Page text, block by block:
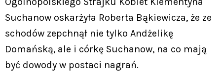
Suchanow oskarżyła Roberta Bąkiewicza, że ze
schodów zepchnął nie tylko Andżelikę
Domańską, ale i córkę Suchanow, na co mają
być dowody w postaci nagrań.